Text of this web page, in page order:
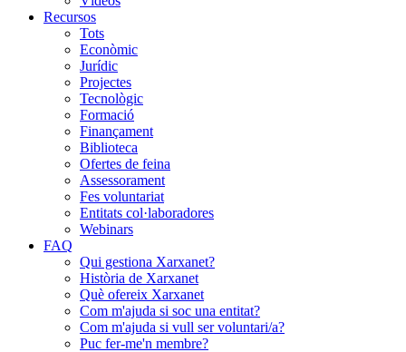
Recursos
Tots
Econòmic
Jurídic
Projectes
Tecnològic
Formació
Finançament
Biblioteca
Ofertes de feina
Assessorament
Fes voluntariat
Entitats col·laboradores
Webinars
FAQ
Qui gestiona Xarxanet?
Història de Xarxanet
Què ofereix Xarxanet
Com m'ajuda si soc una entitat?
Com m'ajuda si vull ser voluntari/a?
Puc fer-me'n membre?